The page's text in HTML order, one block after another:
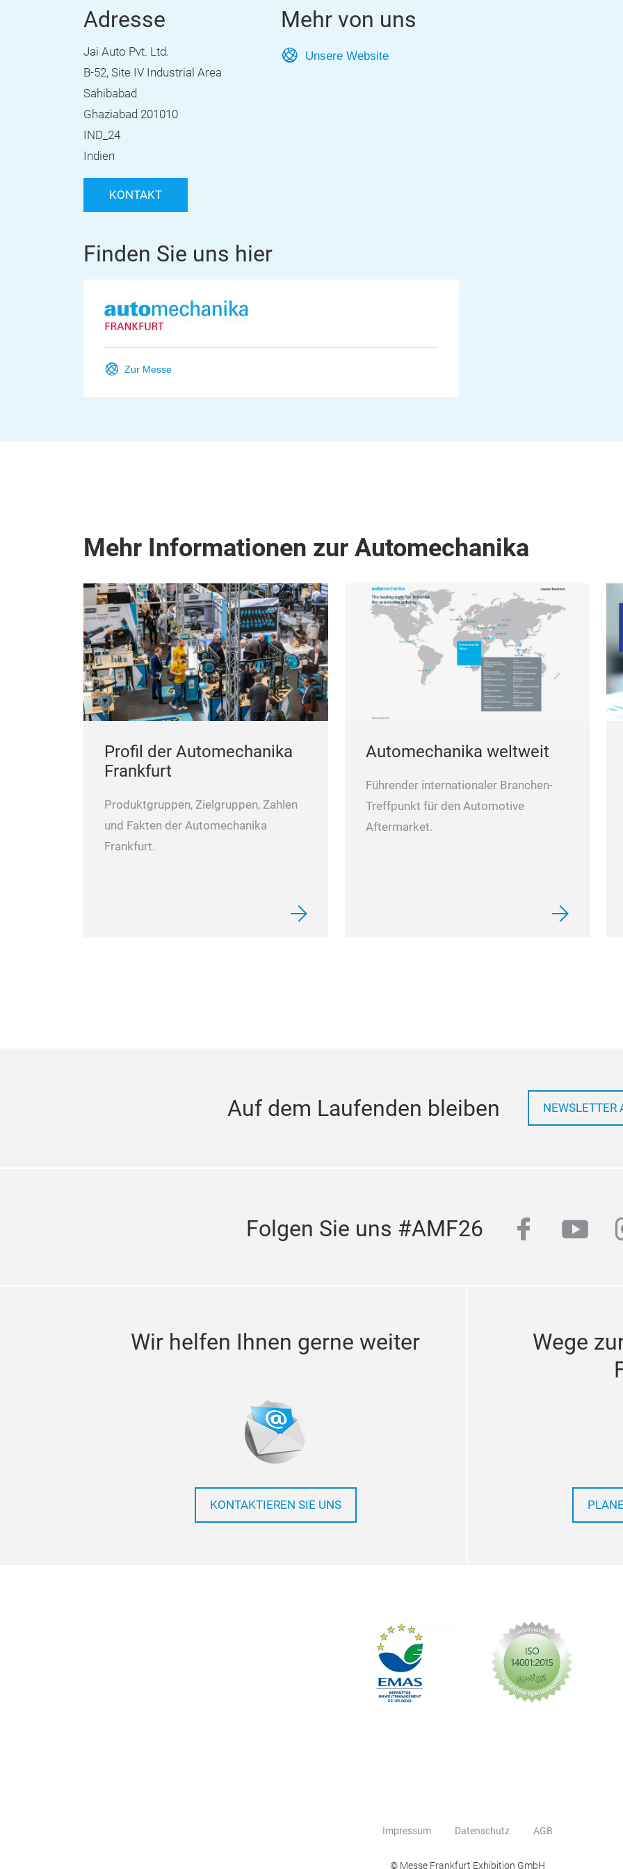
Adresse
Jai Auto Pvt. Ltd.
B-52, Site IV Industrial Area
Sahibabad
Ghaziabad 201010
IND_24
Indien
KONTAKT
Mehr von uns
Unsere Website
Finden Sie uns hier
Zur Messe
Mehr Informationen zur Automechanika
Profil der Automechanika
Frankfurt
Produktgruppen, Zielgruppen, Zahlen
und Fakten der Automechanika
Frankfurt.
Automechanika weltweit
Führender internationaler Branchen-
Treffpunkt für den Automotive
Aftermarket.
Auf dem Laufenden bleiben NEWSLETTER
Folgen Sie uns #AMF26 facebook
Wir helfen Ihnen gerne weiter
KONTAKTIEREN SIE UNS
Wege
Impressum Datenschutz AGB
© Messe Frankfurt Exhibition GmbH